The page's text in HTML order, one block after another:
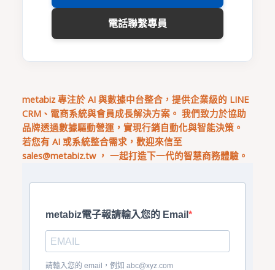
電話聯繫專員
metabiz 專注於 AI 與數據中台整合，提供企業級的 LINE
CRM、電商系統與會員成長解決方案。 我們致力於協助
品牌透過數據驅動營運，實現行銷自動化與智能決策。
若您有 AI 或系統整合需求，歡迎來信至
sales@metabiz.tw， 一起打造下一代的智慧商務體驗。
metabiz電子報請輸入您的 Email
請輸入您的 email，例如 abc@xyz.com